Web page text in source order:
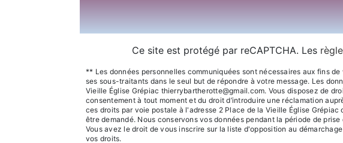
Ce site est protégé par reCAPTCHA. Les
** Les données personnelles communiquées sont nécessaires aux fins
ses sous-traitants dans le seul but de répondre à votre message. Les
Vieille Église Grépiac thierrybartherotte@gmail.com. Vous disposez de
consentement à tout moment et du droit d’introduire une réclamation
ces droits par voie postale à l'adresse 2 Place de la Vieille Église
être demandé. Nous conservons vos données pendant la période de
Vous avez le droit de vous inscrire sur la liste d'opposition au
vos droits.